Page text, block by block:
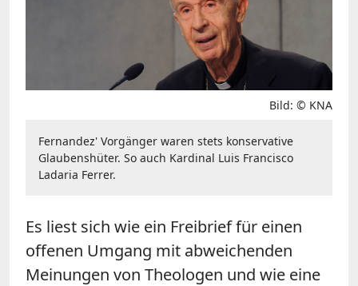
Bild: © KNA
Fernandez' Vorgänger waren stets konservative
Glaubenshüter. So auch Kardinal Luis Francisco
Ladaria Ferrer.
Es liest sich wie ein Freibrief für einen
offenen Umgang mit abweichenden
Meinungen von Theologen und wie eine